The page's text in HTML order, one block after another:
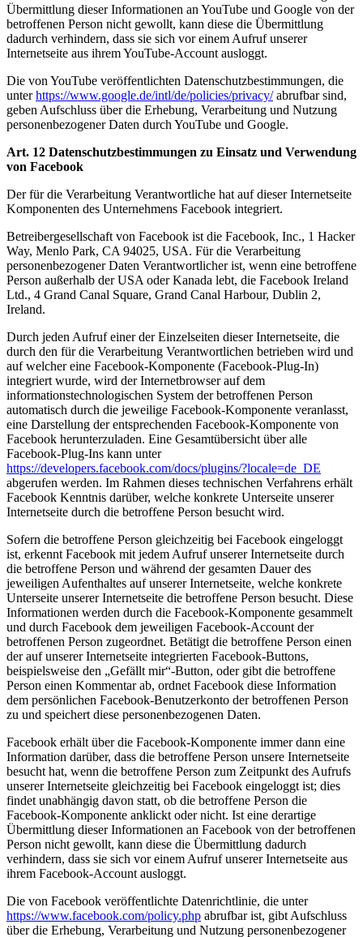
Übermittlung dieser Informationen an YouTube und Google von der
betroffenen Person nicht gewollt, kann diese die Übermittlung
dadurch verhindern, dass sie sich vor einem Aufruf unserer
Internetseite aus ihrem YouTube-Account ausloggt.
Die von YouTube veröffentlichten Datenschutzbestimmungen, die
unterhttps://www.google.de/intl/de/policies/privacy/abrufbar sind,
geben Aufschluss über die Erhebung, Verarbeitung und Nutzung
personenbezogener Daten durch YouTube und Google.
Art. 12 Datenschutzbestimmungen zu Einsatz und Verwendung
von Facebook
Der für die Verarbeitung Verantwortliche hat auf dieser Internetseite
Komponenten des Unternehmens Facebook integriert.
Betreibergesellschaft von Facebook ist die Facebook, Inc., 1 Hacker
Way, Menlo Park, CA 94025, USA. Für die Verarbeitung
personenbezogener Daten Verantwortlicher ist, wenn eine betroffene
Person außerhalb der USA oder Kanada lebt, die Facebook Ireland
Ltd., 4 Grand Canal Square, Grand Canal Harbour, Dublin 2,
Ireland.
Durch jeden Aufruf einer der Einzelseiten dieser Internetseite, die
durch den für die Verarbeitung Verantwortlichen betrieben wird und
auf welcher eine Facebook-Komponente (Facebook-Plug-In)
integriert wurde, wird der Internetbrowser auf dem
informationstechnologischen System der betroffenen Person
automatisch durch die jeweilige Facebook-Komponente veranlasst,
eine Darstellung der entsprechenden Facebook-Komponente von
Facebook herunterzuladen. Eine Gesamtübersicht über alle
Facebook-Plug-Ins kann unter
https://developers.facebook.com/docs/plugins/?locale=de_DE
abgerufen werden. Im Rahmen dieses technischen Verfahrens erhält
Facebook Kenntnis darüber, welche konkrete Unterseite unserer
Internetseite durch die betroffene Person besucht wird.
Sofern die betroffene Person gleichzeitig bei Facebook eingeloggt
ist, erkennt Facebook mit jedem Aufruf unserer Internetseite durch
die betroffene Person und während der gesamten Dauer des
jeweiligen Aufenthaltes auf unserer Internetseite, welche konkrete
Unterseite unserer Internetseite die betroffene Person besucht. Diese
Informationen werden durch die Facebook-Komponente gesammelt
und durch Facebook dem jeweiligen Facebook-Account der
betroffenen Person zugeordnet. Betätigt die betroffene Person einen
der auf unserer Internetseite integrierten Facebook-Buttons,
beispielsweise den „Gefällt mir“-Button, oder gibt die betroffene
Person einen Kommentar ab, ordnet Facebook diese Information
dem persönlichen Facebook-Benutzerkonto der betroffenen Person
zu und speichert diese personenbezogenen Daten.
Facebook erhält über die Facebook-Komponente immer dann eine
Information darüber, dass die betroffene Person unsere Internetseite
besucht hat, wenn die betroffene Person zum Zeitpunkt des Aufrufs
unserer Internetseite gleichzeitig bei Facebook eingeloggt ist; dies
findet unabhängig davon statt, ob die betroffene Person die
Facebook-Komponente anklickt oder nicht. Ist eine derartige
Übermittlung dieser Informationen an Facebook von der betroffenen
Person nicht gewollt, kann diese die Übermittlung dadurch
verhindern, dass sie sich vor einem Aufruf unserer Internetseite aus
ihrem Facebook-Account ausloggt.
Die von Facebook veröffentlichte Datenrichtlinie, die unter
https://www.facebook.com/policy.php abrufbar ist, gibt Aufschluss
über die Erhebung, Verarbeitung und Nutzung personenbezogener